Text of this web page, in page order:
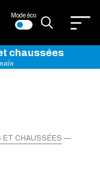
Mode éco
chaussées
ET CHAUSSÉES